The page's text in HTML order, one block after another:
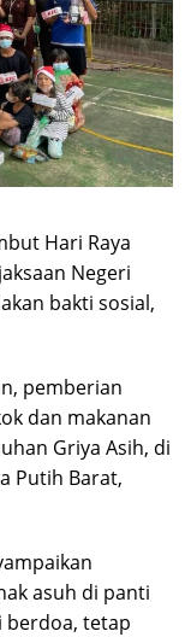
Hari Raya
Negeri
bakti sosial,
pemberian
dan makanan
Griya Asih, di
Putih Barat,
asuh di panti
tetap